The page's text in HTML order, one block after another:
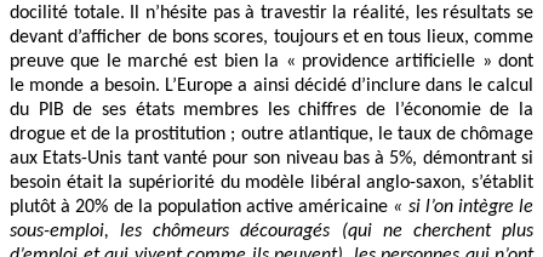
docilité totale. Il n’hésite pas à travestir la réalité, les résultats se
devant d’afficher de bons scores, toujours et en tous lieux, comme
preuve que le marché est bien la « providence artificielle » dont
le monde a besoin. L’Europe a ainsi décidé d’inclure dans le calcul
du PIB de ses états membres les chiffres de l’économie de la
drogue et de la prostitution ; outre atlantique, le taux de chômage
aux Etats-Unis tant vanté pour son niveau bas à 5%, démontrant si
besoin était la supériorité du modèle libéral anglo-saxon, s’établit
plutôt à 20% de la population active américaine « si l’on intègre le
sous-emploi, les chômeurs découragés (qui ne cherchent plus